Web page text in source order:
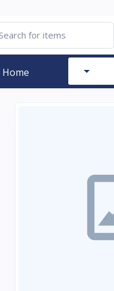
Home